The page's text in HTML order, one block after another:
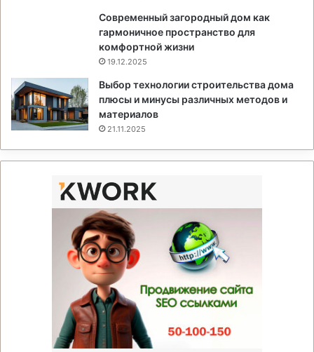
Современный загородный дом как
гармоничное пространство для
комфортной жизни
19.12.2025
Выбор технологии строительства дома
плюсы и минусы различных методов и
материалов
21.11.2025